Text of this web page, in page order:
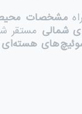
مشخصات
شمالی مستقر
سوئیچ‌های